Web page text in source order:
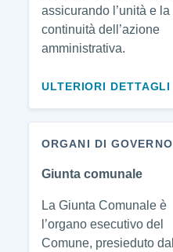
assicurando l’unità e la
continuità dell’azione
amministrativa.
ULTERIORI DETTAGLI
ORGANI DI GOVERNO
Giunta comunale
La Giunta Comunale è
l’organo esecutivo del
Comune, presieduto dal